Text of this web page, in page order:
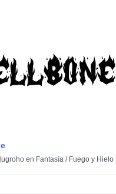
en Fantasía/ Fuego y Hielo